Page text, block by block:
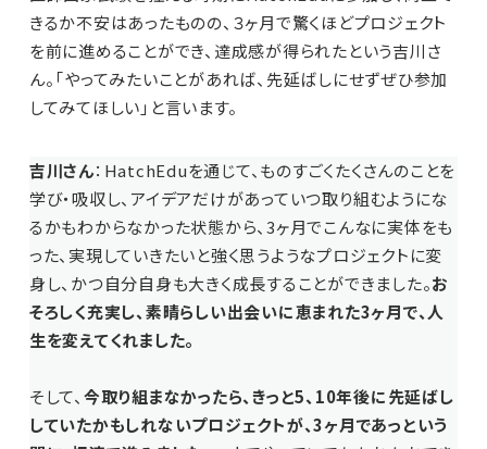
きるか不安はあったものの、３ヶ月で驚くほどプロジェクト
を前に進めることができ、達成感が得られたという吉川さ
ん。「やってみたいことがあれば、先延ばしにせずぜひ参加
してみてほしい」と言います。
吉川さん：HatchEduを通じて、ものすごくたくさんのことを
学び・吸収し、アイデアだけがあっていつ取り組むようにな
るかもわからなかった状態から、3ヶ月でこんなに実体をも
った、実現していきたいと強く思うようなプロジェクトに変
身し、かつ自分自身も大きく成長することができました。お
そろしく充実し、素晴らしい出会いに恵まれた3ヶ月で、人
生を変えてくれました。
そして、 今取り組まなかったら、きっと5、10年後に先延ばし
していたかもしれないプロジェクトが、3ヶ月であっという